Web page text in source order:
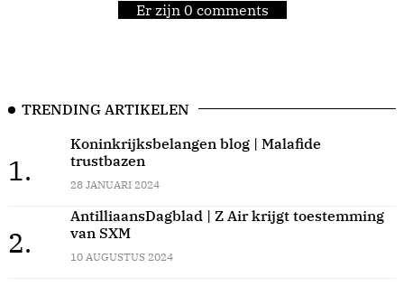
Er zijn 0 comments
TRENDING ARTIKELEN
1.
Koninkrijksbelangen blog | Malafide
trustbazen
28 JANUARI 2024
2.
AntilliaansDagblad | Z Air krijgt toestemming
van SXM
10 AUGUSTUS 2024